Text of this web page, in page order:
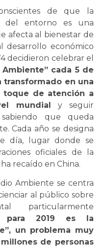
de que la
del entorno es una
afecta al bienestar de
desarrollo económico
decidieron celebrar el
cada 5 de
transformado en una
toque de atención a
mundial
y seguir
que queda
Cada año se designa
día, lugar donde se
oficiales de la
recaído en China.
Ambiente se centra
al público sobre
particularmente
para 2019 es la
un problema muy
de personas